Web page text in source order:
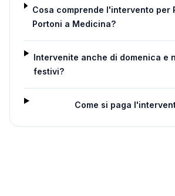
Cosa comprende l'intervento per
Portoni a Medicina?
Intervenite anche di domenica e
festivi?
Come si paga